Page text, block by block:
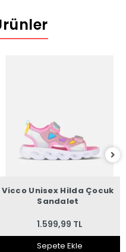
Vicco Unisex Hilda Çocuk
Sandalet
1.599,99 TL
Sepete Ekle